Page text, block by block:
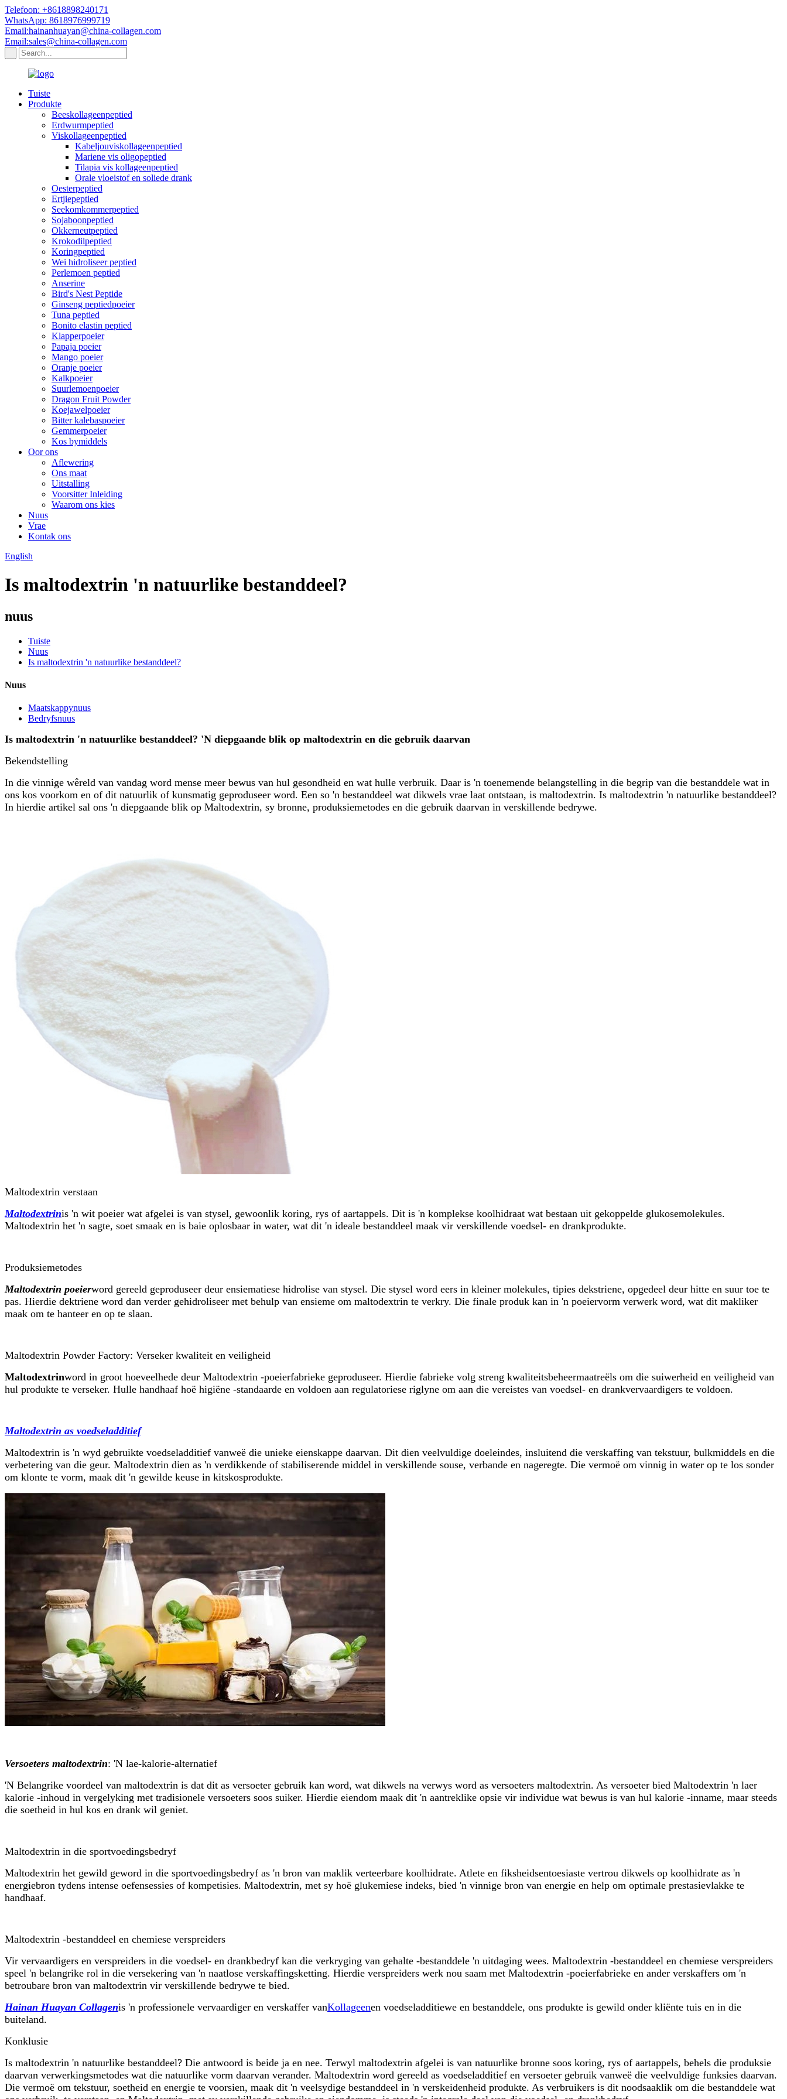
Telefoon: +8618898240171
WhatsApp: 8618976999719
Email:hainanhuayan@china-collagen.com
Email:sales@china-collagen.com
Tuiste
Produkte
Beeskollageenpeptied
Erdwurmpeptied
Viskollageenpeptied
Kabeljouviskollageenpeptied
Mariene vis oligopeptied
Tilapia vis kollageenpeptied
Orale vloeistof en soliede drank
Oesterpeptied
Ertjiepeptied
Seekomkommerpeptied
Sojaboonpeptied
Okkerneutpeptied
Krokodilpeptied
Koringpeptied
Wei hidroliseer peptied
Perlemoen peptied
Anserine
Bird's Nest Peptide
Ginseng peptiedpoeier
Tuna peptied
Bonito elastin peptied
Klapperpoeier
Papaja poeier
Mango poeier
Oranje poeier
Kalkpoeier
Suurlemoenpoeier
Dragon Fruit Powder
Koejawelpoeier
Bitter kalebaspoeier
Gemmerpoeier
Kos bymiddels
Oor ons
Aflewering
Ons maat
Uitstalling
Voorsitter Inleiding
Waarom ons kies
Nuus
Vrae
Kontak ons
English
Is maltodextrin 'n natuurlike bestanddeel?
nuus
Tuiste
Nuus
Is maltodextrin 'n natuurlike bestanddeel?
Nuus
Maatskappynuus
Bedryfsnuus
Is maltodextrin 'n natuurlike bestanddeel? 'N diepgaande blik op maltodextrin en die gebruik daarvan
Bekendstelling
In die vinnige wêreld van vandag word mense meer bewus van hul gesondheid en wat hulle verbruik. Daar is 'n toenemende belangstelling in die begrip van die bestanddele wat in
ons kos voorkom en of dit natuurlik of kunsmatig geproduseer word. Een so 'n bestanddeel wat dikwels vrae laat ontstaan, is maltodextrin. Is maltodextrin 'n natuurlike bestanddeel?
In hierdie artikel sal ons 'n diepgaande blik op Maltodextrin, sy bronne, produksiemetodes en die gebruik daarvan in verskillende bedrywe.
Maltodextrin verstaan
Maltodextrinis 'n wit poeier wat afgelei is van stysel, gewoonlik koring, rys of aartappels. Dit is 'n komplekse koolhidraat wat bestaan ​​uit gekoppelde glukosemolekules.
Maltodextrin het 'n sagte, soet smaak en is baie oplosbaar in water, wat dit 'n ideale bestanddeel maak vir verskillende voedsel- en drankprodukte.
Produksiemetodes
Maltodextrin poeierword gereeld geproduseer deur ensiematiese hidrolise van stysel. Die stysel word eers in kleiner molekules, tipies dekstriene, opgedeel deur hitte en suur toe te
pas. Hierdie dektriene word dan verder gehidroliseer met behulp van ensieme om maltodextrin te verkry. Die finale produk kan in 'n poeiervorm verwerk word, wat dit makliker
maak om te hanteer en op te slaan.
Maltodextrin Powder Factory: Verseker kwaliteit en veiligheid
Maltodextrinword in groot hoeveelhede deur Maltodextrin -poeierfabrieke geproduseer. Hierdie fabrieke volg streng kwaliteitsbeheermaatreëls om die suiwerheid en veiligheid van
hul produkte te verseker. Hulle handhaaf hoë higiëne -standaarde en voldoen aan regulatoriese riglyne om aan die vereistes van voedsel- en drankvervaardigers te voldoen.
Maltodextrin as voedseladditief
Maltodextrin is 'n wyd gebruikte voedseladditief vanweë die unieke eienskappe daarvan. Dit dien veelvuldige doeleindes, insluitend die verskaffing van tekstuur, bulkmiddels en die
verbetering van die geur. Maltodextrin dien as 'n verdikkende of stabiliserende middel in verskillende souse, verbande en nageregte. Die vermoë om vinnig in water op te los sonder
om klonte te vorm, maak dit 'n gewilde keuse in kitskosprodukte.
Versoeters maltodextrin: 'N lae-kalorie-alternatief
'N Belangrike voordeel van maltodextrin is dat dit as versoeter gebruik kan word, wat dikwels na verwys word as versoeters maltodextrin. As versoeter bied Maltodextrin 'n laer
kalorie -inhoud in vergelyking met tradisionele versoeters soos suiker. Hierdie eiendom maak dit 'n aantreklike opsie vir individue wat bewus is van hul kalorie -inname, maar steeds
die soetheid in hul kos en drank wil geniet.
Maltodextrin in die sportvoedingsbedryf
Maltodextrin het gewild geword in die sportvoedingsbedryf as 'n bron van maklik verteerbare koolhidrate. Atlete en fiksheidsentoesiaste vertrou dikwels op koolhidrate as 'n
energiebron tydens intense oefensessies of kompetisies. Maltodextrin, met sy hoë glukemiese indeks, bied 'n vinnige bron van energie en help om optimale prestasievlakke te
handhaaf.
Maltodextrin -bestanddeel en chemiese verspreiders
Vir vervaardigers en verspreiders in die voedsel- en drankbedryf kan die verkryging van gehalte -bestanddele 'n uitdaging wees. Maltodextrin -bestanddeel en chemiese verspreiders
speel 'n belangrike rol in die versekering van 'n naatlose verskaffingsketting. Hierdie verspreiders werk nou saam met Maltodextrin -poeierfabrieke en ander verskaffers om 'n
betroubare bron van maltodextrin vir verskillende bedrywe te bied.
Hainan Huayan Collagenis 'n professionele vervaardiger en verskaffer vanKollageenen voedseladditiewe en bestanddele, ons produkte is gewild onder kliënte tuis en in die
buiteland.
Konklusie
Is maltodextrin 'n natuurlike bestanddeel? Die antwoord is beide ja en nee. Terwyl maltodextrin afgelei is van natuurlike bronne soos koring, rys of aartappels, behels die produksie
daarvan verwerkingsmetodes wat die natuurlike vorm daarvan verander. Maltodextrin word gereeld as voedseladditief en versoeter gebruik vanweë die veelvuldige funksies daarvan.
Die vermoë om tekstuur, soetheid en energie te voorsien, maak dit 'n veelsydige bestanddeel in 'n verskeidenheid produkte. As verbruikers is dit noodsaaklik om die bestanddele wat